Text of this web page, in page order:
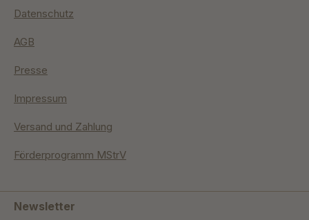
Datenschutz
AGB
Presse
Impressum
Versand und Zahlung
Förderprogramm MStrV
Newsletter